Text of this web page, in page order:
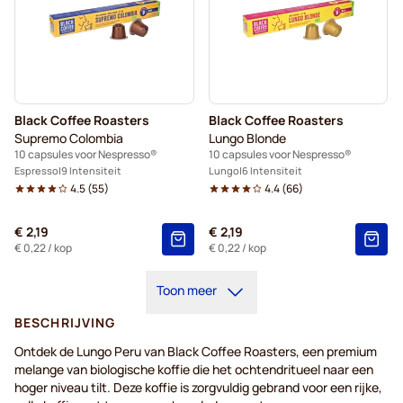
Black Coffee Roasters
Supremo Colombia
10 capsules voor Nespresso®
Espresso 9 Intensiteit
4.5(55)
€ 2,19
€ 0,22/ kop
Black Coffee Roasters
Lungo Blonde
10 capsules voor Nespresso®
Lungo 6 Intensiteit
4.4(66)
€ 2,19
€ 0,22/ kop
Toon meer
BESCHRIJVING
Ontdek de Lungo Peru van Black Coffee Roasters, een premium
melange van biologische koffie die het ochtendritueel naar een
hoger niveau tilt. Deze koffie is zorgvuldig gebrand voor een rijke,